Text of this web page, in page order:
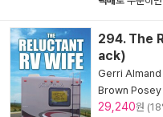
294. The
ack)
Gerri Almand
Brown
29,240원